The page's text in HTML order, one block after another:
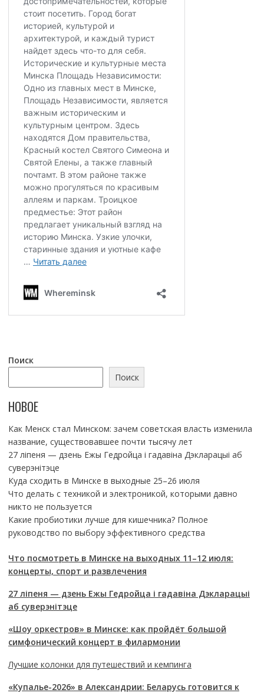
Поиск
Поиск
НОВОЕ
Как Менск стал Минском: зачем советская власть изменила
название, существовавшее почти тысячу лет
27 ліпеня — дзень Ежы Гедройца і гадавіна Дэкларацыі аб
суверэнітэце
Куда сходить в Минске в выходные 25–26 июля
Что делать с техникой и электроникой, которыми давно
никто не пользуется
Какие пробиотики лучше для кишечника? Полное
руководство по выбору эффективного средства
Что посмотреть в Минске на выходных 11–12 июля:
концерты, спорт и развлечения
27 ліпеня — дзень Ежы Гедройца і гадавіна Дэкларацыі
аб суверэнітэце
«Шоу оркестров» в Минске: как пройдёт большой
симфонический концерт в филармонии
Лучшие колонки для путешествий и кемпинга
«Купалье-2026» в Александрии: Беларусь готовится к